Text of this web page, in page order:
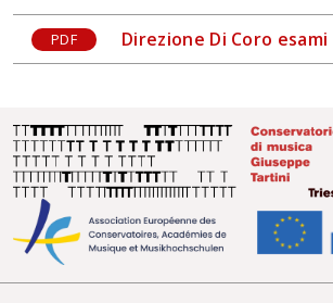
PDF Direzione Di Coro esami